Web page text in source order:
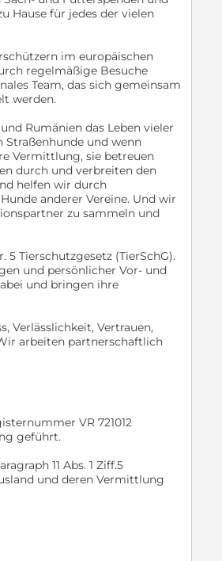
Hause für jedes der vielen
im europäischen
regelmäßige Besuche
Team, das sich gemeinsam
werden.
Rumänien das Leben vieler
Straßenhunde und wenn
Vermittlung, sie betreuen
durch und verbreiten den
helfen wir durch
anderer Vereine. Und wir
zu sammeln und
5 Tierschutzgesetz (TierSchG).
und persönlicher Vor- und
und bringen ihre
Verlässlichkeit, Vertrauen,
arbeiten partnerschaftlich
VR 721012
geführt.
11 Abs. 1 Ziff.5
und deren Vermittlung